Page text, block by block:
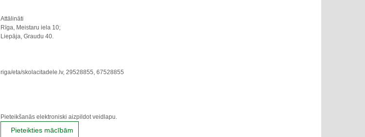
Attālināti
Rīga, Meistaru iela 10;
Liepāja, Graudu 40.
riga/eta/skolacitadele.lv, 29528855, 67528855
Pieteikšanās elektroniski aizpildot veidlapu.
Pieteikties mācībām